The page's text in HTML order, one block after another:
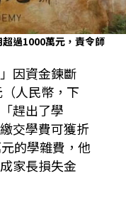
過1000萬元，責令師
因資金鍊斷
人民幣，下
趕出了學
交學費可獲折
的學雜費，他
家長損失金